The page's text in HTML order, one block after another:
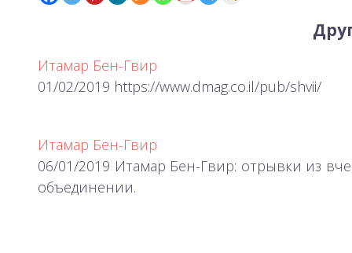
Итамар Бен-Гвир
01/02/2019 https://www.dmag.co.il/pub/shvii/
Итамар Бен-Гвир
06/01/2019 Итамар Бен-Гвир: отрывки из
объединении.